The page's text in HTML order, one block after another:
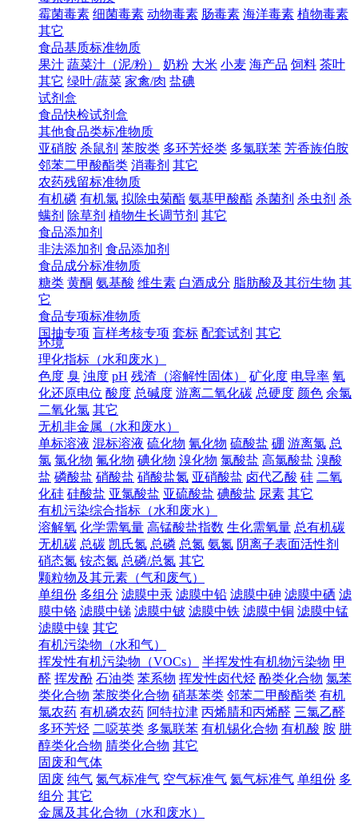
霉菌毒素 细菌毒素 动物毒素 肠毒素 海洋毒素 植物毒素
其它
食品基质标准物质
果汁 蔬菜汁（泥/粉） 奶粉 大米 小麦 海产品 饲料 茶叶
其它 绿叶/蔬菜 家禽/肉 盐碘
试剂盒
食品快检试剂盒
其他食品类标准物质
亚硝胺 杀鼠剂 苯胺类 多环芳烃类 多氯联苯 芳香族伯胺
邻苯二甲酸酯类 消毒剂 其它
农药残留标准物质
有机磷 有机氯 拟除虫菊酯 氨基甲酸酯 杀菌剂 杀虫剂 杀
螨剂 除草剂 植物生长调节剂 其它
食品添加剂
非法添加剂 食品添加剂
食品成分标准物质
糖类 黄酮 氨基酸 维生素 白酒成分 脂肪酸及其衍生物 其
它
食品专项标准物质
国抽专项 盲样考核专项 套标 配套试剂 其它
环境
理化指标（水和废水）
色度 臭 浊度 pH 残渣（溶解性固体） 矿化度 电导率 氧
化还原电位 酸度 总碱度 游离二氧化碳 总硬度 颜色 余氯
二氧化氯 其它
无机非金属（水和废水）
单标溶液 混标溶液 硫化物 氰化物 硫酸盐 硼 游离氯 总
氯 氯化物 氟化物 碘化物 溴化物 氯酸盐 高氯酸盐 溴酸
盐 磷酸盐 硝酸盐 硝酸盐氮 亚硝酸盐 卤代乙酸 硅 二氧
化硅 硅酸盐 亚氯酸盐 亚硫酸盐 碘酸盐 尿素 其它
有机污染综合指标（水和废水）
溶解氧 化学需氧量 高锰酸盐指数 生化需氧量 总有机碳
无机碳 总碳 凯氏氮 总磷 总氮 氨氮 阴离子表面活性剂
硝态氮 铵态氮 总磷/总氮 其它
颗粒物及其元素（气和废气）
单组份 多组分 滤膜中汞 滤膜中铅 滤膜中砷 滤膜中硒 滤
膜中铬 滤膜中锑 滤膜中铍 滤膜中铁 滤膜中铜 滤膜中锰
滤膜中镍 其它
有机污染物（水和气）
挥发性有机污染物（VOCs）
半挥发性有机物污染物 甲
醛 挥发酚 石油类 苯系物 挥发性卤代烃 酚类化合物 氯苯
类化合物 苯胺类化合物 硝基苯类 邻苯二甲酸酯类 有机
氯农药 有机磷农药 阿特拉津 丙烯腈和丙烯醛 三氯乙醛
多环芳烃 二噁英类 多氯联苯 有机锡化合物 有机酸 胺 肼
醇类化合物 腈类化合物 其它
固废和气体
固废 纯气 氮气标准气 空气标准气 氦气标准气 单组份 多
组分 其它
金属及其化合物（水和废水）